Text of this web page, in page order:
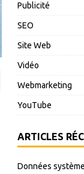
Publicité
SEO
Site Web
Vidéo
Webmarketing
YouTube
ARTICLES
Données